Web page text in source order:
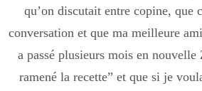
qu’on discutait entre copine, que
conversation et que ma meilleure
a passé plusieurs mois en nouvelle
ramené la recette” et que si je